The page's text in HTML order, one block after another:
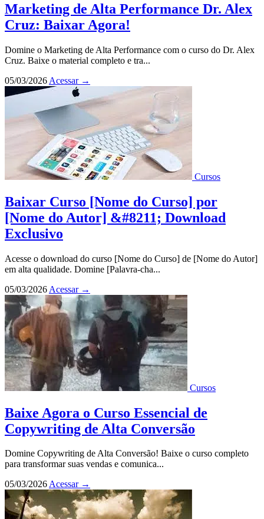
Marketing de Alta Performance Dr. Alex
Cruz: Baixar Agora!
Domine o Marketing de Alta Performance com o curso do Dr. Alex
Cruz. Baixe o material completo e tra...
05/03/2026 Acessar →
Cursos
Baixar Curso [Nome do Curso] por
[Nome do Autor] &#8211; Download
Exclusivo
Acesse o download do curso [Nome do Curso] de [Nome do Autor]
em alta qualidade. Domine [Palavra-cha...
05/03/2026 Acessar →
Cursos
Baixe Agora o Curso Essencial de
Copywriting de Alta Conversão
Domine Copywriting de Alta Conversão! Baixe o curso completo
para transformar suas vendas e comunica...
05/03/2026Acessar →